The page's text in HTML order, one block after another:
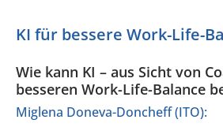
KI für bessere Work-Life-
Wie kann KI – aus Sicht von
besseren Work-Life-Balance
Miglena Doneva-Doncheff (ITO):